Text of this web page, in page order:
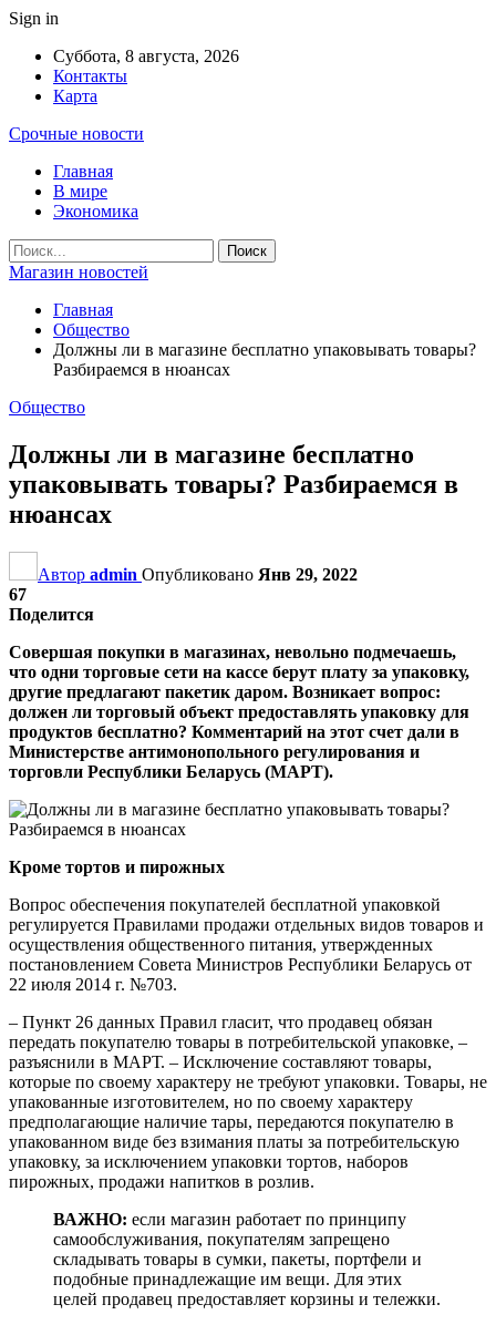
Sign in
Суббота, 8 августа, 2026
Контакты
Карта
Срочные новости
Главная
В мире
Экономика
Магазин новостей
Главная
Общество
Должны ли в магазине бесплатно упаковывать товары?
Разбираемся в нюансах
Общество
Должны ли в магазине бесплатно
упаковывать товары? Разбираемся в
нюансах
Автор admin Опубликовано Янв 29, 2022
67
Поделится
Совершая покупки в магазинах, невольно подмечаешь,
что одни торговые сети на кассе берут плату за упаковку,
другие предлагают пакетик даром. Возникает вопрос:
должен ли торговый объект предоставлять упаковку для
продуктов бесплатно? Комментарий на этот счет дали в
Министерстве антимонопольного регулирования и
торговли Республики Беларусь (МАРТ).
Кроме тортов и пирожных
Вопрос обеспечения покупателей бесплатной упаковкой
регулируется Правилами продажи отдельных видов товаров и
осуществления общественного питания, утвержденных
постановлением Совета Министров Республики Беларусь от
22 июля 2014 г. №703.
– Пункт 26 данных Правил гласит, что продавец обязан
передать покупателю товары в потребительской упаковке, –
разъяснили в МАРТ. – Исключение составляют товары,
которые по своему характеру не требуют упаковки. Товары, не
упакованные изготовителем, но по своему характеру
предполагающие наличие тары, передаются покупателю в
упакованном виде без взимания платы за потребительскую
упаковку, за исключением упаковки тортов, наборов
пирожных, продажи напитков в розлив.
ВАЖНО: если магазин работает по принципу
самообслуживания, покупателям запрещено
складывать товары в сумки, пакеты, портфели и
подобные принадлежащие им вещи. Для этих
целей продавец предоставляет корзины и тележки.